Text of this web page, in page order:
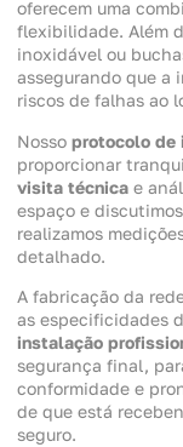
oferecem uma
flexibilidade. Além
inoxidável ou
assegurando que a
riscos de falhas ao
Nosso protocolo de
proporcionar
visita técnica e
espaço e
realizamos
detalhado.
A fabricação da
as especificidades
instalação
segurança final,
conformidade e
de que está
seguro.